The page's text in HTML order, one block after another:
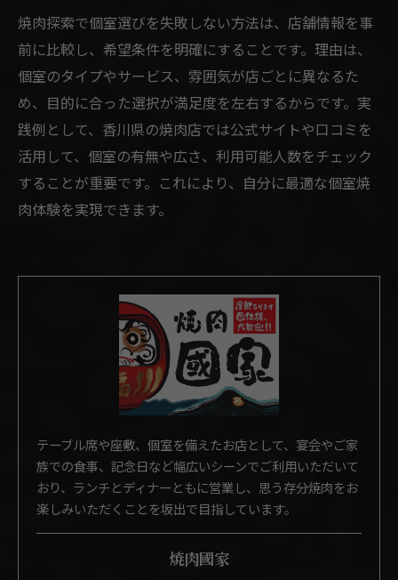
焼肉探索で個室選びを失敗しない方法は、店舗情報を事
前に比較し、希望条件を明確にすることです。理由は、
個室のタイプやサービス、雰囲気が店ごとに異なるた
め、目的に合った選択が満足度を左右するからです。実
践例として、香川県の焼肉店では公式サイトや口コミを
活用して、個室の有無や広さ、利用可能人数をチェック
することが重要です。これにより、自分に最適な個室焼
肉体験を実現できます。
テーブル席や座敷、個室を備えたお店として、宴会やご家
族での食事、記念日など幅広いシーンでご利用いただいて
おり、ランチとディナーともに営業し、思う存分焼肉をお
楽しみいただくことを坂出で目指しています。
焼肉國家